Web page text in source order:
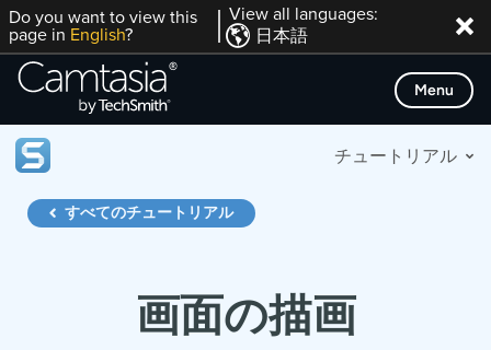
Skip
to
content
Do you want to view this
page in English?
View all languages:
日本語
Menu
チュートリアル
すべてのチュートリアル
画面の描画